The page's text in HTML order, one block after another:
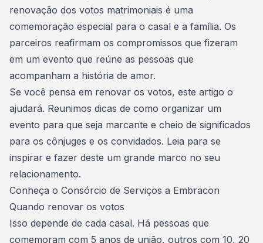
renovação dos votos matrimoniais é uma
comemoração especial para o casal e a família. Os
parceiros reafirmam os compromissos que fizeram
em um evento que reúne as pessoas que
acompanham a história de amor.
Se você pensa em renovar os votos, este artigo o
ajudará. Reunimos dicas de como organizar um
evento para que seja marcante e cheio de significados
para os cônjuges e os convidados. Leia para se
inspirar e fazer deste um grande marco no seu
relacionamento.
Conheça o Consórcio de Serviços a Embracon
Quando renovar os votos
Isso depende de cada casal. Há pessoas que
comemoram com 5 anos de união, outros com 10, 20